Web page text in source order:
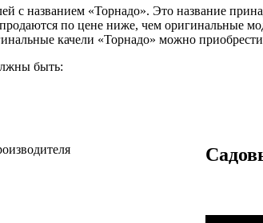
с названием «Торнадо». Это название
по цене ниже, чем оригинальные
качели «Торнадо» можно
быть: